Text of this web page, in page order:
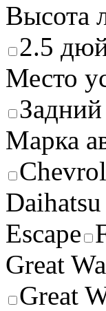
Высота
2.5
Место
Марка
Escape
Great
Great